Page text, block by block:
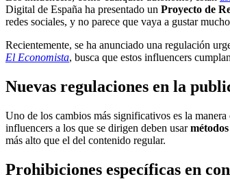
Digital de España ha presentado un Proyecto de
redes sociales, y no parece que vaya a gustar
Recientemente, se ha anunciado una regulación
El Economista, busca que estos influencers
Nuevas regulaciones en la
Uno de los cambios más significativos es la
influencers a los que se dirigen deben usar
más alto que el del contenido regular.
Prohibiciones específicas en